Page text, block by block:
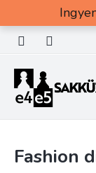
tartalomhoz
Fashion